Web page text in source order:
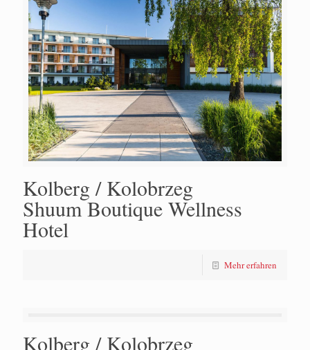
Kolberg / Kolobrzeg
Shuum Boutique Wellness
Hotel
Mehr erfahren
Kolberg / Kolobrzeg